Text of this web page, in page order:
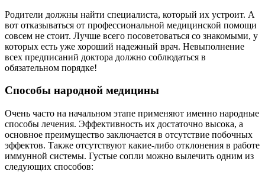
Родители должны найти специалиста, который их устроит. А
вот отказываться от профессиональной медицинской помощи
совсем не стоит. Лучше всего посоветоваться со знакомыми, у
которых есть уже хороший надежный врач. Невыполнение
всех предписаний доктора должно соблюдаться в
обязательном порядке!
Способы народной медицины
Очень часто на начальном этапе применяют именно народные
способы лечения. Эффективность их достаточно высока, а
основное преимущество заключается в отсутствие побочных
эффектов. Также отсутствуют какие-либо отклонения в работе
иммунной системы. Густые сопли можно вылечить одним из
следующих способов: